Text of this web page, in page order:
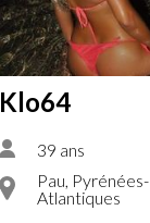
Klo64
39 ans
Pau, Pyrénées-
Atlantiques